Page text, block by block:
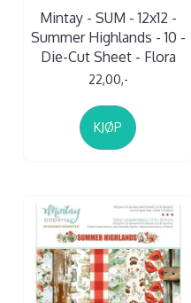
Mintay - SUM - 12x12 -
Summer Highlands - 10 -
Die-Cut Sheet - Flora
22,00,-
KJØP